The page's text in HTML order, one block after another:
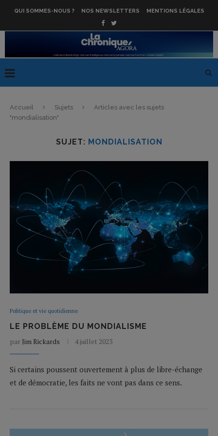
QUI SOMMES-NOUS ? NOS NEWSLETTERS MENTIONS LÉGALES
Accueil Sujets
Articles avec les sujets
"mondialisation"
SUJET: MONDIALISATION
Politique et vie quotidienne
LE PROBLÈME DU MONDIALISME
par Jim Rickards 4 juillet 2023
Si certains poussent ouvertement à plus de libre-échange
et de démocratie, les faits ne vont pas dans ce sens.